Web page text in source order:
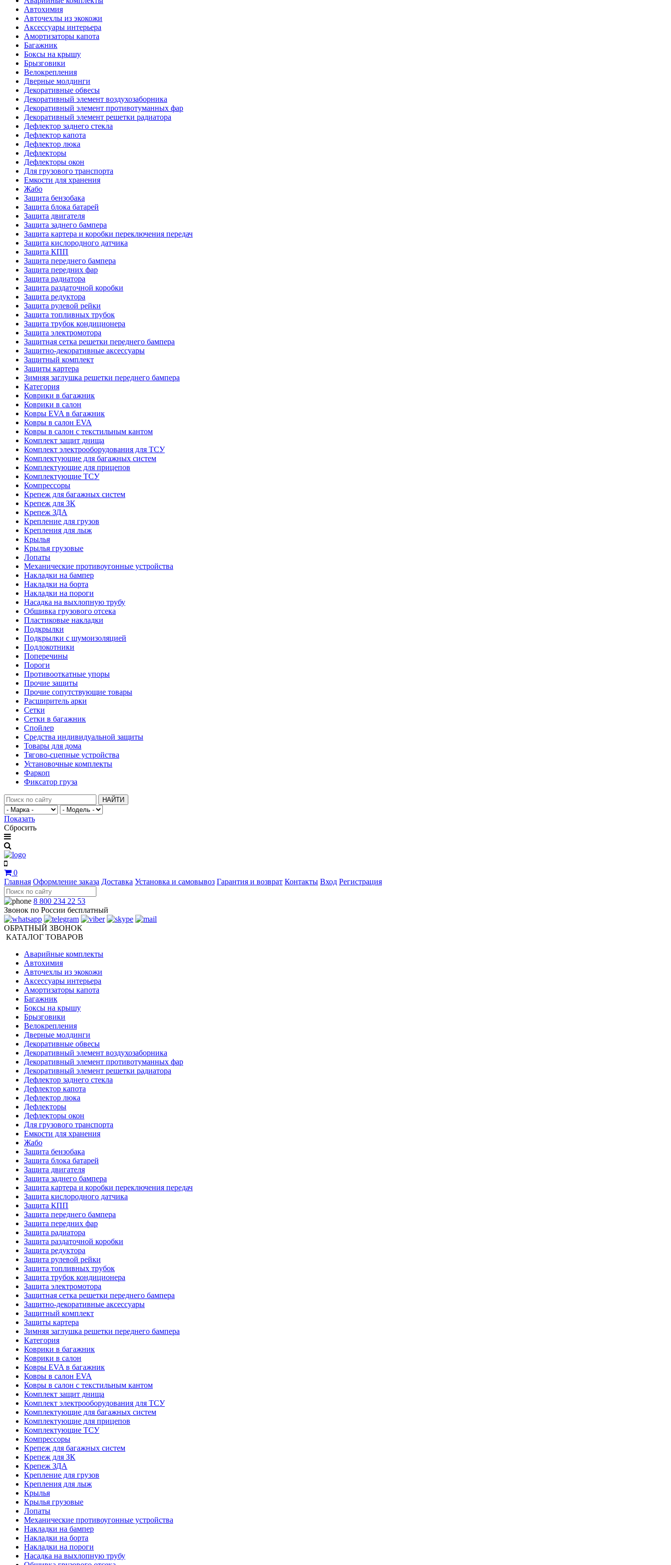
Автохимия
Авточехлы из экокожи
Аксессуары интерьера
Амортизаторы капота
Багажник
Боксы на крышу
Брызговики
Велокрепления
Дверные молдинги
Декоративные обвесы
Декоративный элемент воздухозаборника
Декоративный элемент противотуманных фар
Декоративный элемент решетки радиатора
Дефлектор заднего стекла
Дефлектор капота
Дефлектор люка
Дефлекторы
Дефлекторы окон
Для грузового транспорта
Емкости для хранения
Жабо
Защита бензобака
Защита блока батарей
Защита двигателя
Защита заднего бампера
Защита картера и коробки переключения передач
Защита кислородного датчика
Защита КПП
Защита переднего бампера
Защита передних фар
Защита радиатора
Защита раздаточной коробки
Защита редуктора
Защита рулевой рейки
Защита топливных трубок
Защита трубок кондиционера
Защита электромотора
Защитная сетка решетки переднего бампера
Защитно-декоративные аксессуары
Защитный комплект
Защиты картера
Зимняя заглушка решетки переднего бампера
Категория
Коврики в багажник
Коврики в салон
Ковры EVA в багажник
Ковры в салон EVA
Ковры в салон с текстильным кантом
Комплект защит днища
Комплект электрооборудования для ТСУ
Комплектующие для багажных систем
Комплектующие для прицепов
Комплектующие ТСУ
Компрессоры
Крепеж для багажных систем
Крепеж для ЗК
Крепеж ЗДА
Крепление для грузов
Крепления для лыж
Крылья
Крылья грузовые
Лопаты
Механические противоугонные устройства
Накладки на бампер
Накладки на борта
Накладки на пороги
Насадка на выхлопную трубу
Обшивка грузового отсека
Пластиковые накладки
Подкрылки
Подкрылки с шумоизоляцией
Подлокотники
Поперечины
Пороги
Противооткатные упоры
Прочие защиты
Прочие сопутствующие товары
Расширитель арки
Сетки
Сетки в багажник
Спойлер
Средства индивидуальной защиты
Товары для дома
Тягово-сцепные устройства
Установочные комплекты
Фаркоп
Фиксатор груза
НАЙТИ
Показать
Сбросить
0
Главная Оформление заказа Доставка Установка и самовывоз Гарантия и возврат Контакты Вход Регистрация
8 800 234 22 53
Звонок по России бесплатный
ОБРАТНЫЙ ЗВОНОК
КАТАЛОГ ТОВАРОВ
Аварийные комплекты
Автохимия
Авточехлы из экокожи
Аксессуары интерьера
Амортизаторы капота
Багажник
Боксы на крышу
Брызговики
Велокрепления
Дверные молдинги
Декоративные обвесы
Декоративный элемент воздухозаборника
Декоративный элемент противотуманных фар
Декоративный элемент решетки радиатора
Дефлектор заднего стекла
Дефлектор капота
Дефлектор люка
Дефлекторы
Дефлекторы окон
Для грузового транспорта
Емкости для хранения
Жабо
Защита бензобака
Защита блока батарей
Защита двигателя
Защита заднего бампера
Защита картера и коробки переключения передач
Защита кислородного датчика
Защита КПП
Защита переднего бампера
Защита передних фар
Защита радиатора
Защита раздаточной коробки
Защита редуктора
Защита рулевой рейки
Защита топливных трубок
Защита трубок кондиционера
Защита электромотора
Защитная сетка решетки переднего бампера
Защитно-декоративные аксессуары
Защитный комплект
Защиты картера
Зимняя заглушка решетки переднего бампера
Категория
Коврики в багажник
Коврики в салон
Ковры EVA в багажник
Ковры в салон EVA
Ковры в салон с текстильным кантом
Комплект защит днища
Комплект электрооборудования для ТСУ
Комплектующие для багажных систем
Комплектующие для прицепов
Комплектующие ТСУ
Компрессоры
Крепеж для багажных систем
Крепеж для ЗК
Крепеж ЗДА
Крепление для грузов
Крепления для лыж
Крылья
Крылья грузовые
Лопаты
Механические противоугонные устройства
Накладки на бампер
Накладки на борта
Накладки на пороги
Насадка на выхлопную трубу